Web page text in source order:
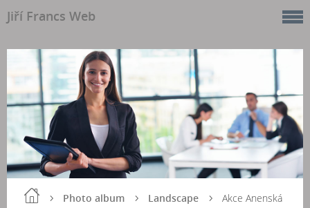
Jiří Francs Web
Photo album Landscape
Akce Anenská